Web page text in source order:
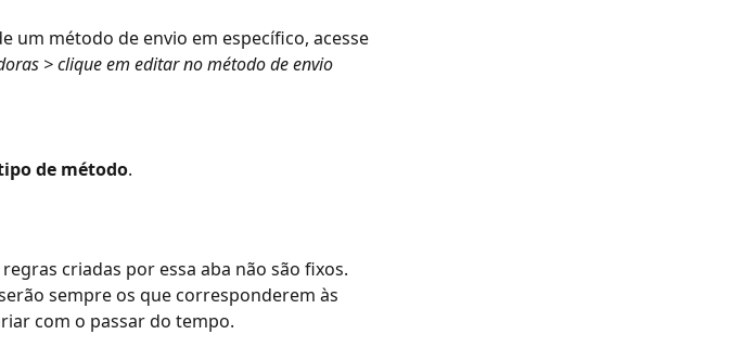
um método de envio em específico, acesse
> clique em editar no método de envio
de método.
criadas por essa aba não são fixos.
sempre os que corresponderem às
com o passar do tempo.